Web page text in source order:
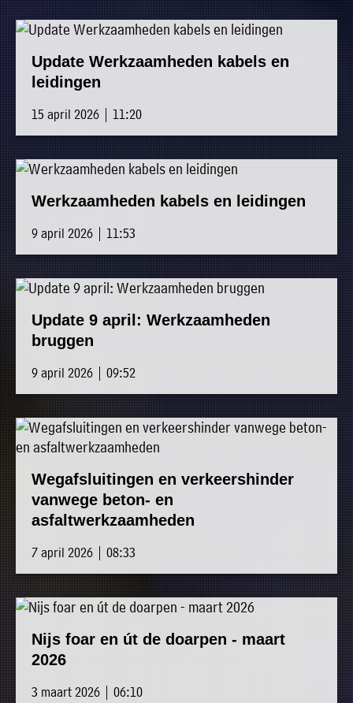
Update Werkzaamheden kabels en
leidingen
15 april 2026 | 11:20
Werkzaamheden kabels en leidingen
9 april 2026 | 11:53
Update 9 april: Werkzaamheden
bruggen
9 april 2026 | 09:52
Wegafsluitingen en verkeershinder
vanwege beton- en
asfaltwerkzaamheden
7 april 2026 | 08:33
Nijs foar en út de doarpen - maart
2026
3 maart 2026 | 06:10